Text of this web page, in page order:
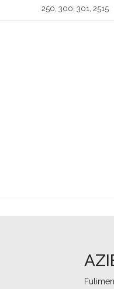
250, 300, 301, 2515